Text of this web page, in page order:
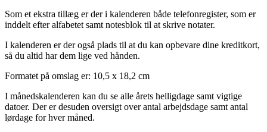
Som et ekstra tillæg er der i kalenderen både telefonregister, som er
inddelt efter alfabetet samt notesblok til at skrive notater.
I kalenderen er der også plads til at du kan opbevare dine kreditkort,
så du altid har dem lige ved hånden.
Formatet på omslag er: 10,5 x 18,2 cm
I månedskalenderen kan du se alle årets helligdage samt vigtige
datoer. Der er desuden oversigt over antal arbejdsdage samt antal
lørdage for hver måned.